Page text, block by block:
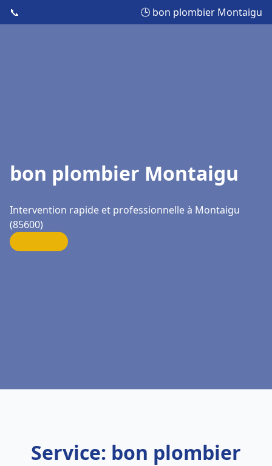
📞 🕒 bon plombier Montaigu
bon plombier Montaigu
Intervention rapide et professionnelle à Montaigu
(85600)
Service: bon plombier